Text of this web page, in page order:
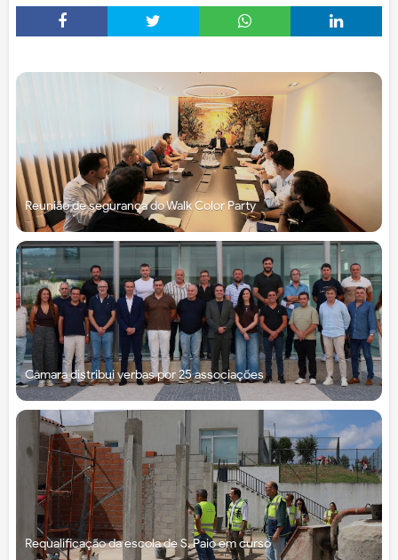
Reunião de segurança do Walk Color Party
Câmara distribui verbas por 25 associações
Requalificação da escola de S. Paio em curso